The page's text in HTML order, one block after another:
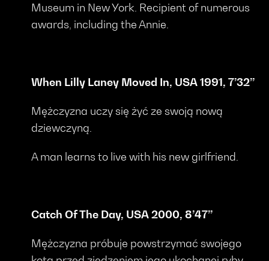
Museum in New York. Recipient of numerous
awards, including the Annie.
When Lilly Laney Moved In, USA 1991, 7’32’’
Mężczyzna uczy się żyć ze swoją nową
dziewczyną.
A man learns to live with his new girlfriend.
Catch Of The Day, USA 2000, 8’47’’
Mężczyzna próbuje powstrzymać swojego